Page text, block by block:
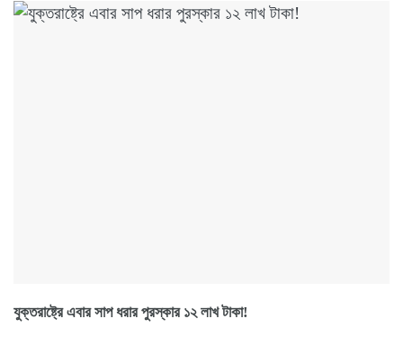
যুক্তরাষ্ট্রে এবার সাপ ধরার পুরস্কার ১২ লাখ টাকা!